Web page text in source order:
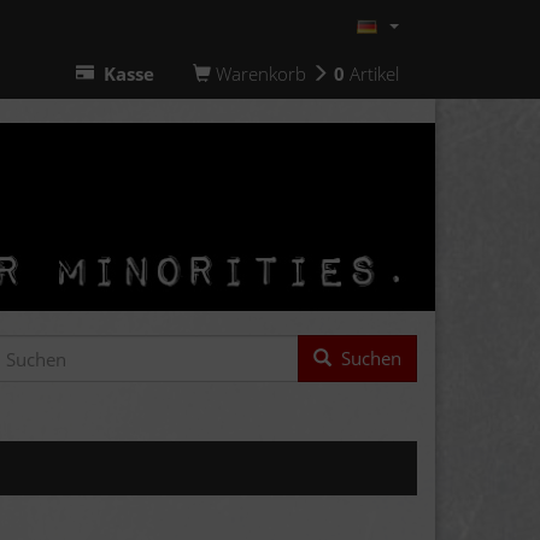
Kasse Warenkorb 0 Artikel
Suchen